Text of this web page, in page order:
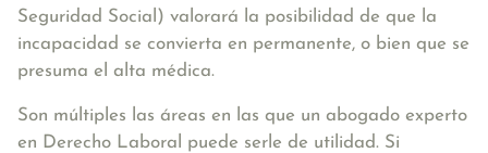
Seguridad Social) valorará la posibilidad de que la
incapacidad se convierta en permanente, o bien que se
presuma el alta médica.
Son múltiples las áreas en las que un abogado experto
en Derecho Laboral puede serle de utilidad. Si